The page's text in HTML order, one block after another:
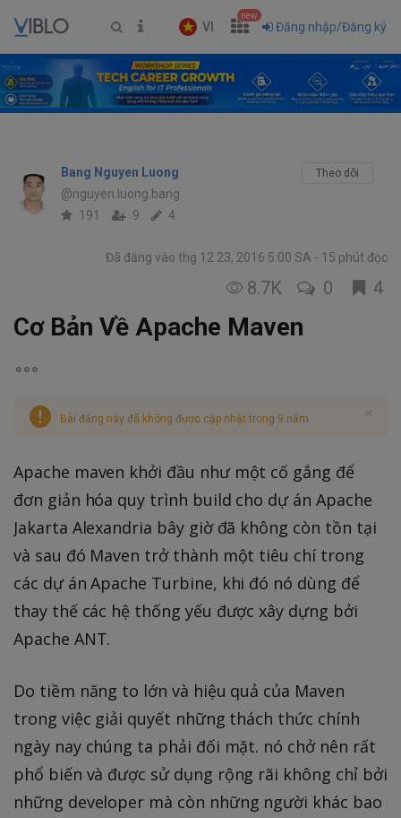
VI
new
Đăng nhập/Đăng ký
Bang Nguyen Luong
@nguyen.luong.bang
Theo dõi
191 9 4
Đã đăng vào thg 12 23, 2016 5:00 SA 15 phút đọc
8.7K 0 4
Cơ Bản Về Apache Maven
Bài đăng này đã không được cập nhật trong 9 năm
Apache maven khởi đầu như một cố gắng để
đơn giản hóa quy trình build cho dự án Apache
Jakarta Alexandria bây giờ đã không còn tồn tại
và sau đó Maven trở thành một tiêu chí trong
các dự án Apache Turbine, khi đó nó dùng để
thay thế các hệ thống yếu được xây dựng bởi
Apache ANT.
Do tiềm năng to lớn và hiệu quả của Maven
trong việc giải quyết những thách thức chính
ngày nay chúng ta phải đối mặt. nó chở nên rất
phổ biến và được sử dụng rộng rãi không chỉ bởi
những developer mà còn những người khác bao